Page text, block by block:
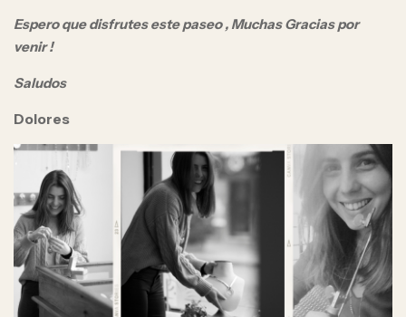
Espero que disfrutes este paseo , Muchas Gracias por
venir !
Saludos
Dolores